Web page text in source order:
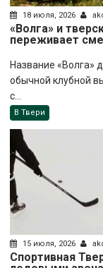
18 июля, 2026
«Волга» и
переживает
Название «Волга»
обычной клубной
с...
В Твери
15 июля, 2026
Спортивная